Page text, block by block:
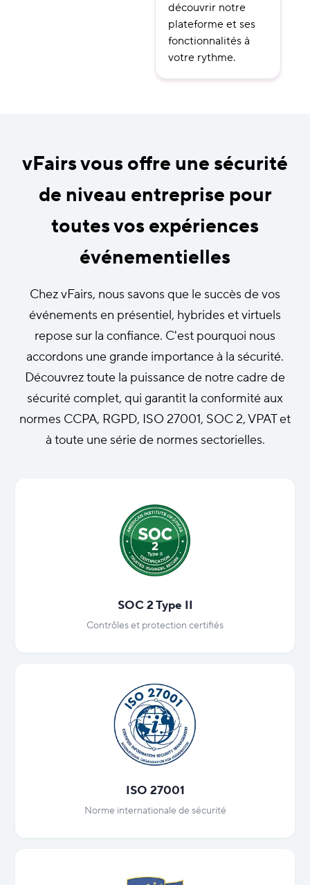
découvrir notre
plateforme et ses
fonctionnalités à
votre rythme.
vFairs vous offre une sécurité
de niveau entreprise pour
toutes vos expériences
événementielles
Chez vFairs, nous savons que le succès de vos
événements en présentiel, hybrides et virtuels
repose sur la confiance. C'est pourquoi nous
accordons une grande importance à la sécurité.
Découvrez toute la puissance de notre cadre de
sécurité complet, qui garantit la conformité aux
normes CCPA, RGPD, ISO 27001, SOC 2, VPAT et
à toute une série de normes sectorielles.
SOC 2 Type II
Contrôles et protection certifiés
ISO 27001
Norme internationale de sécurité